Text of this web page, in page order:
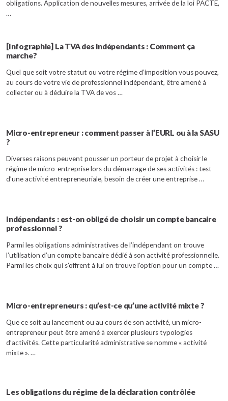
obligations. Application de nouvelles mesures, arrivée de la loi PACTE,
…
[Infographie] La TVA des indépendants : Comment ça
marche?
Quel que soit votre statut ou votre régime d’imposition vous pouvez,
au cours de votre vie de professionnel indépendant, être amené à
collecter ou à déduire la TVA de vos …
Micro-entrepreneur : comment passer à l’EURL ou à la SASU
?
Diverses raisons peuvent pousser un porteur de projet à choisir le
régime de micro-entreprise lors du démarrage de ses activités : test
d’une activité entrepreneuriale, besoin de créer une entreprise …
Indépendants : est-on obligé de choisir un compte bancaire
professionnel ?
Parmi les obligations administratives de l’indépendant on trouve
l’utilisation d’un compte bancaire dédié à son activité professionnelle.
Parmi les choix qui s’offrent à lui on trouve l’option pour un compte …
Micro-entrepreneurs : qu’est-ce qu’une activité mixte ?
Que ce soit au lancement ou au cours de son activité, un micro-
entrepreneur peut être amené à exercer plusieurs typologies
d’activités. Cette particularité administrative se nomme « activité
mixte ». …
Les obligations du régime de la déclaration contrôlée